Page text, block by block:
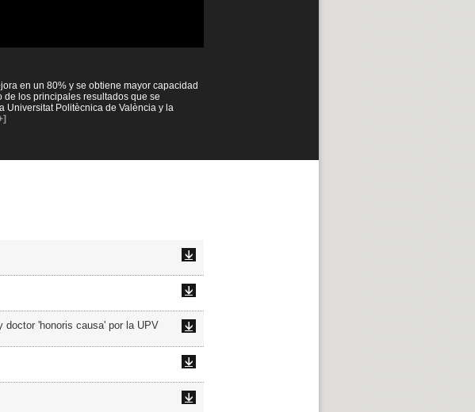
en un 80% y se obtiene mayor capacidad
los principales resultados que se
Universitat Politècnica de València y la
doctor 'honoris causa' por la UPV